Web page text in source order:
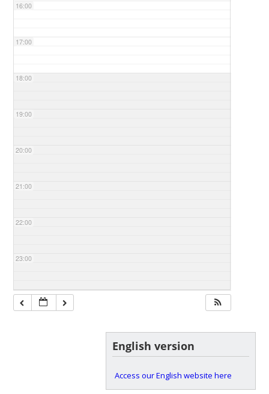
16:00
17:00
18:00
19:00
20:00
21:00
22:00
23:00
English version
Access our English website here